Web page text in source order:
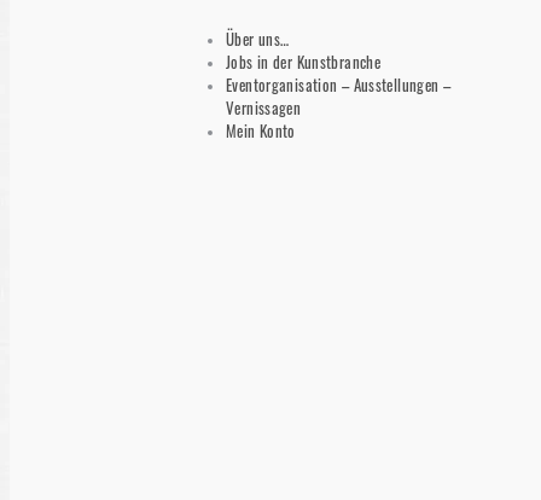
Über uns…
Jobs in der Kunstbranche
Eventorganisation – Ausstellungen –
Vernissagen
Mein Konto